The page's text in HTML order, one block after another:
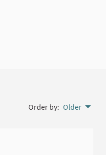
Order by: Older